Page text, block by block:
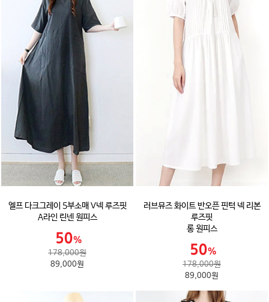
엘프 다크그레이 5부소매 V넥 루즈핏
A라인 린넨 원피스
178,000원
89,000원
러브뮤즈 화이트 반오픈 핀턱 넥 리본
루즈핏
롱 원피스
178,000원
89,000원